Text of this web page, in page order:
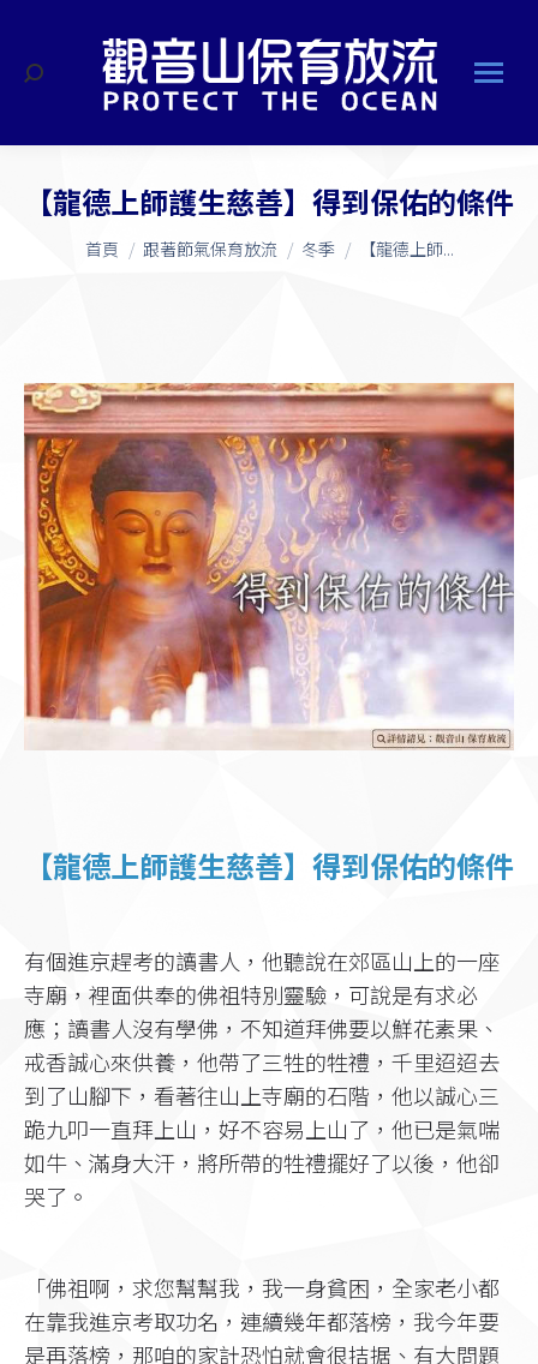
搜
【龍德上師護生慈善】得到保佑的條件
您在這裡：
首頁 跟著節氣保育放流 冬季 【龍德上師...
【龍德上師護生慈善】得到保佑的條件
有個進京趕考的讀書人，他聽說在郊區山上的一座
寺廟，裡面供奉的佛祖特別靈驗，可說是有求必
應；讀書人沒有學佛，不知道拜佛要以鮮花素果、
戒香誠心來供養，他帶了三牲的牲禮，千里迢迢去
到了山腳下，看著往山上寺廟的石階，他以誠心三
跪九叩一直拜上山，好不容易上山了，他已是氣喘
如牛、滿身大汗，將所帶的牲禮擺好了以後，他卻
哭了。
「佛祖啊，求您幫幫我，我一身貧困，全家老小都
在靠我進京考取功名，連續幾年都落榜，我今年要
是再落榜，那咱的家計恐怕就會很拮据、有大問題